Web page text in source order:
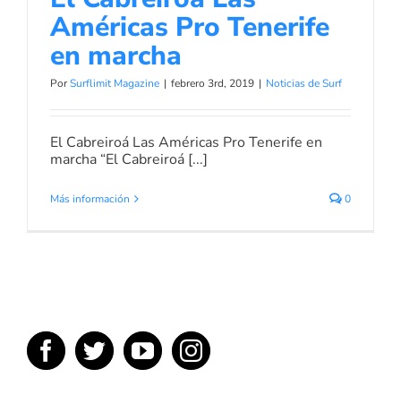
Américas Pro Tenerife
en marcha
PorSurflimit Magazine | febrero 3rd, 2019 | Noticias de Surf
El Cabreiroá Las Américas Pro Tenerife en
marcha “El Cabreiroá [...]
Más información 0